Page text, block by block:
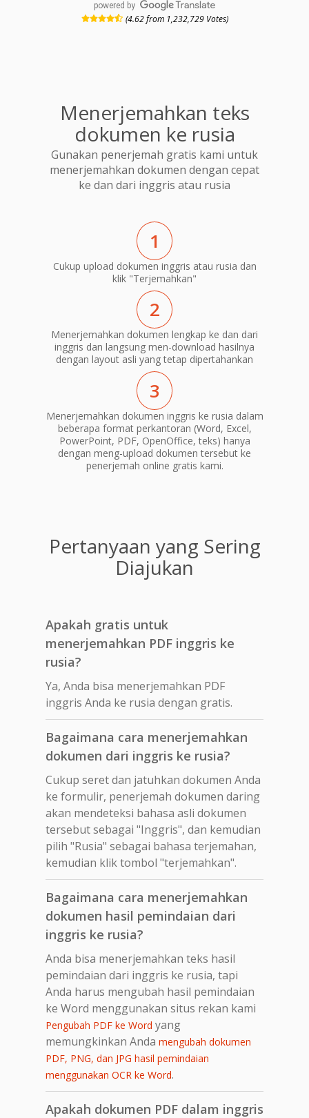
powered by
(4.62 from 1,232,729 Votes)
Menerjemahkan teks
dokumen ke rusia
Gunakan penerjemah gratis kami untuk
menerjemahkan dokumen dengan cepat
ke dan dari inggris atau rusia
1
Cukup upload dokumen inggris atau rusia dan
klik "Terjemahkan"
2
Menerjemahkan dokumen lengkap ke dan dari
inggris dan langsung men-download hasilnya
dengan layout asli yang tetap dipertahankan
3
Menerjemahkan dokumen inggris ke rusia dalam
beberapa format perkantoran (Word, Excel,
PowerPoint, PDF, OpenOffice, teks) hanya
dengan meng-upload dokumen tersebut ke
penerjemah online gratis kami.
Pertanyaan yang Sering
Diajukan
Apakah gratis untuk
menerjemahkan PDF inggris ke
rusia?
Ya, Anda bisa menerjemahkan PDF
inggris Anda ke rusia dengan gratis.
Bagaimana cara menerjemahkan
dokumen dari inggris ke rusia?
Cukup seret dan jatuhkan dokumen Anda
ke formulir, penerjemah dokumen daring
akan mendeteksi bahasa asli dokumen
tersebut sebagai "Inggris", dan kemudian
pilih "Rusia" sebagai bahasa terjemahan,
kemudian klik tombol "terjemahkan".
Bagaimana cara menerjemahkan
dokumen hasil pemindaian dari
inggris ke rusia?
Anda bisa menerjemahkan teks hasil
pemindaian dari inggris ke rusia, tapi
Anda harus mengubah hasil pemindaian
ke Word menggunakan situs rekan kami
Pengubah PDF ke Word yang
memungkinkan Anda mengubah dokumen
PDF, PNG, dan JPG hasil pemindaian
menggunakan OCR ke Word.
Apakah dokumen PDF dalam inggris